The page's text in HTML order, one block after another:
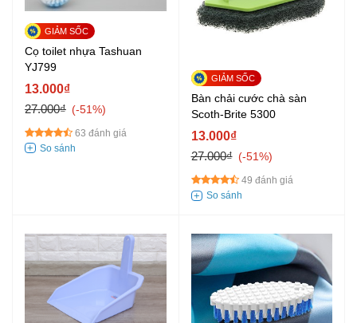
Cọ toilet nhựa Tashuan
YJ799
13.000₫
27.000₫
-51%
63 đánh giá
Bàn chải cước chà sàn
Scoth-Brite 5300
13.000₫
27.000₫
-51%
49 đánh giá